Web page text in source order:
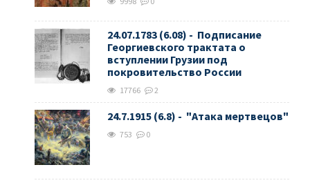
24.07.1783 (6.08) - Подписание
Георгиевского трактата о
вступлении Грузии под
покровительство России
17766 2
24.7.1915 (6.8) - "Атака мертвецов"
753 0